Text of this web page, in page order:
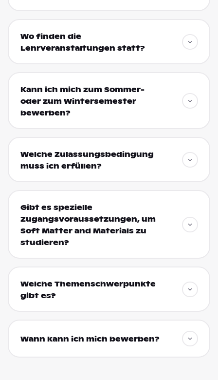
Wo finden die
Lehrveranstaltungen statt?
Kann ich mich zum Sommer-
oder zum Wintersemester
bewerben?
Welche Zulassungsbedingung
muss ich erfüllen?
Gibt es spezielle
Zugangsvoraussetzungen, um
Soft Matter and Materials zu
studieren?
Welche Themenschwerpunkte
gibt es?
Wann kann ich mich bewerben?